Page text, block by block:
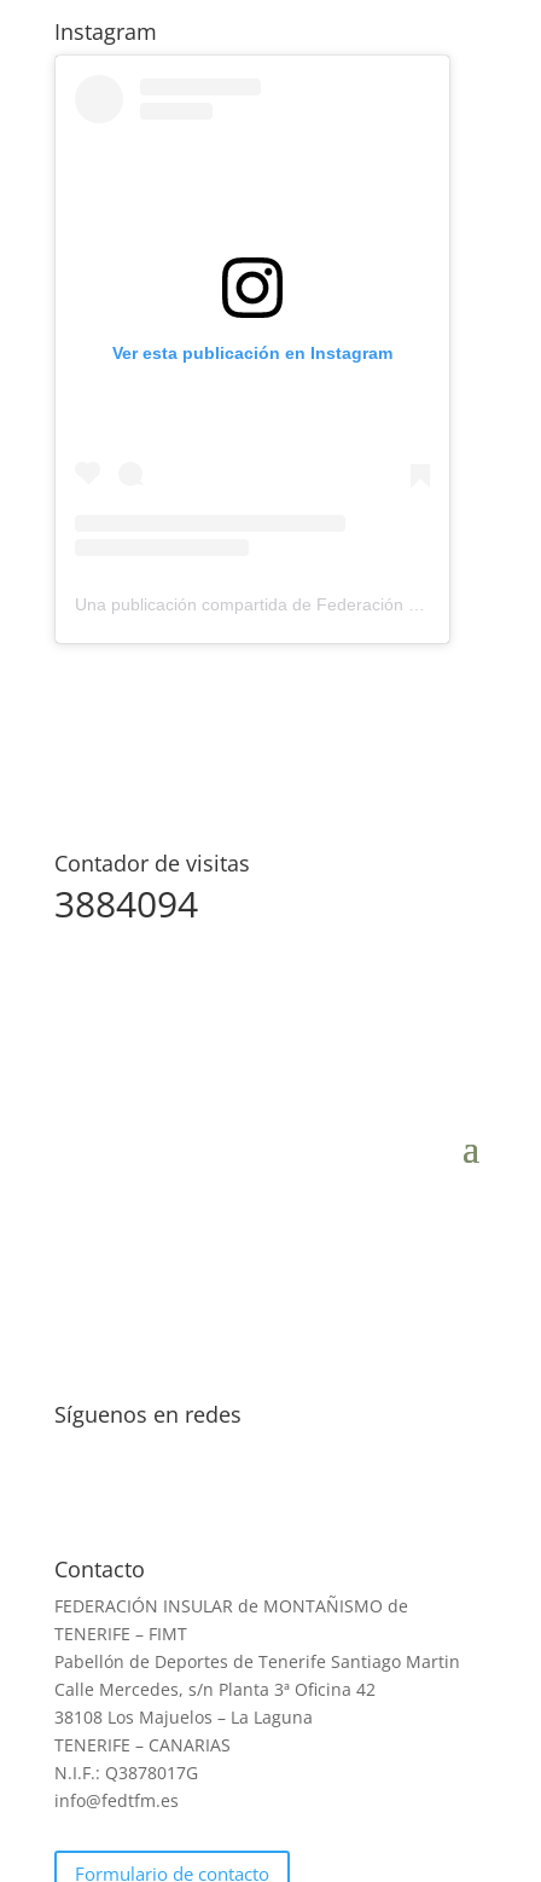
Instagram
Ver esta publicación en Instagram
Una publicación compartida de Federación Montañismo Tenerife (@federacion_montanismo_tenerife)
Contador de visitas
3884094
Síguenos en redes
Contacto
FEDERACIÓN INSULAR de MONTAÑISMO de
TENERIFE – FIMT
Pabellón de Deportes de Tenerife Santiago Martin
Calle Mercedes, s/n Planta 3ª Oficina 42
38108 Los Majuelos – La Laguna
TENERIFE – CANARIAS
N.I.F.: Q3878017G
info@fedtfm.es
Formulario de contacto